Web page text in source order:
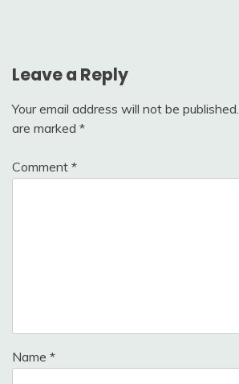
Leave a Reply
Your email address will not be published.
are marked *
Comment *
Name *